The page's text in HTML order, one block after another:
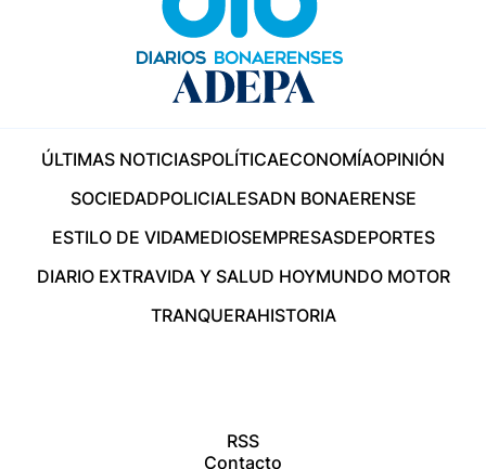
ÚLTIMAS NOTICIASPOLÍTICAECONOMÍAOPINIÓN
SOCIEDADPOLICIALESADN BONAERENSE
ESTILO DE VIDAMEDIOSEMPRESASDEPORTES
DIARIO EXTRAVIDA Y SALUD HOYMUNDO MOTOR
TRANQUERAHISTORIA
RSS
Contacto